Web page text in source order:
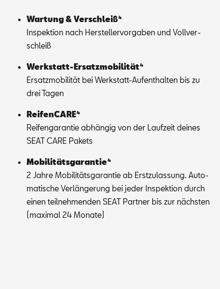
War­tung & Ver­schlei­ß⁴
In­spek­ti­on nach Her­stel­ler­vor­ga­ben und Voll­ver­
schleiß
Werk­statt-Er­satz­mo­bi­li­tät⁴
Er­satz­mo­bi­li­tät bei Werk­statt-Auf­ent­hal­ten bis zu
drei Ta­gen
Rei­fen­CA­RE⁴
Rei­fen­ga­ran­tie ab­hän­gig von der Lauf­zeit dei­nes
SEAT CARE Pa­kets
Mo­bi­li­täts­ga­ran­tie⁴
2 Jah­re Mo­bi­li­täts­ga­ran­tie ab Erst­zu­las­sung. Au­to­
ma­ti­sche Ver­län­ge­rung bei je­der In­spek­ti­on durch
ei­nen teil­neh­men­den SEAT Part­ner bis zur nächs­ten
(ma­xi­mal 24 Mo­na­te)